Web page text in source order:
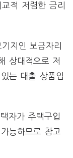
적 저렴한 금리
지인 보금자리
상대적으로 저
는 대출 상품입
자가 주택구입
능하므로 참고